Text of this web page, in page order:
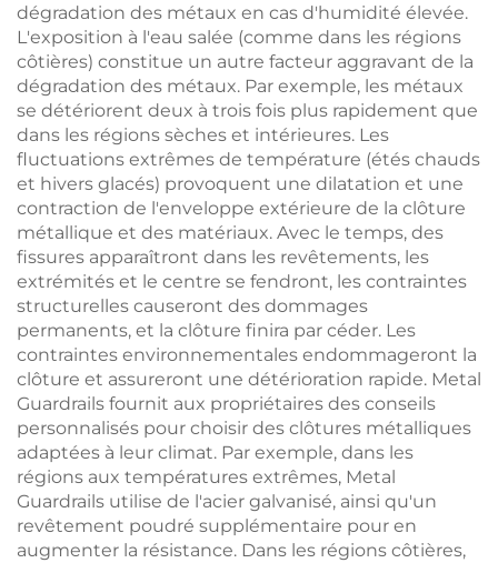
dégradation des métaux en cas d'humidité élevée.
L'exposition à l'eau salée (comme dans les régions
côtières) constitue un autre facteur aggravant de la
dégradation des métaux. Par exemple, les métaux
se détériorent deux à trois fois plus rapidement que
dans les régions sèches et intérieures. Les
fluctuations extrêmes de température (étés chauds
et hivers glacés) provoquent une dilatation et une
contraction de l'enveloppe extérieure de la clôture
métallique et des matériaux. Avec le temps, des
fissures apparaîtront dans les revêtements, les
extrémités et le centre se fendront, les contraintes
structurelles causeront des dommages
permanents, et la clôture finira par céder. Les
contraintes environnementales endommageront la
clôture et assureront une détérioration rapide. Metal
Guardrails fournit aux propriétaires des conseils
personnalisés pour choisir des clôtures métalliques
adaptées à leur climat. Par exemple, dans les
régions aux températures extrêmes, Metal
Guardrails utilise de l'acier galvanisé, ainsi qu'un
revêtement poudré supplémentaire pour en
augmenter la résistance. Dans les régions côtières,